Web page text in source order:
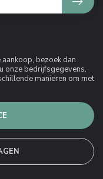
bezoek dan
onze bedrijfsgegevens,
manieren om met